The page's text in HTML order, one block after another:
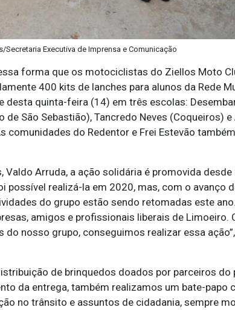
Secretaria Executiva de Imprensa e Comunicação
forma que os motociclistas do Ziellos Moto
400 kits de lanches para alunos da Rede
desta quinta-feira (14) em três escolas:
São Sebastião), Tancredo Neves (Coqueiros)
comunidades do Redentor e Frei Estevão
Arruda, a ação solidária é promovida desde
possível realizá-la em 2020, mas, com o avanço
do grupo estão sendo retomadas este ano.
amigos e profissionais liberais de Limoeiro.
nosso grupo, conseguimos realizar essa
de brinquedos doados por parceiros do
da entrega, também realizamos um bate-papo
no trânsito e assuntos de cidadania, sempre